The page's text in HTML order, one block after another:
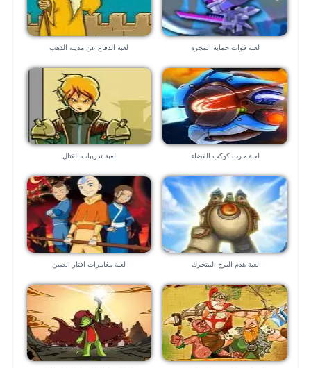
لعبة قوات حماية المجره لعبة الدفاع عن مدينة الذهب
لعبة حرب كوكب الفضاء لعبة تدريبات القتال
لعبة هدم البرج المتحرك لعبة مغامرات افتار الصين